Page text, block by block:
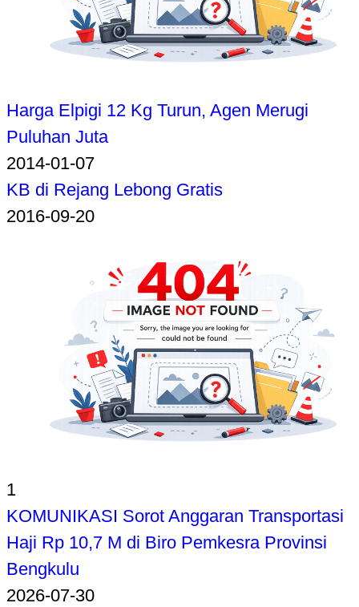
Harga Elpigi 12 Kg Turun, Agen Merugi
Puluhan Juta
2014-01-07
KB di Rejang Lebong Gratis
2016-09-20
1
KOMUNIKASI Sorot Anggaran Transportasi
Haji Rp 10,7 M di Biro Pemkesra Provinsi
Bengkulu
2026-07-30